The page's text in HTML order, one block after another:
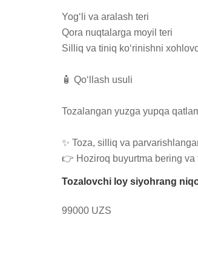
Yog‘li va aralash teri
Qora nuqtalarga moyil teri
Silliq va tiniq ko‘rinishni
🧴 Qo‘llash usuli
Tozalangan yuzga yupqa
✨ Toza, silliq va
👉 Hoziroq buyurtma bering
Tozalovchi loy siyohrang
99000 UZS